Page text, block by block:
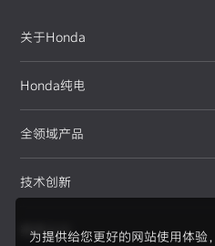
为提供给您更好的网站使用体
关于Honda
Honda纯电
全领域产品
技术创新
赛事运动